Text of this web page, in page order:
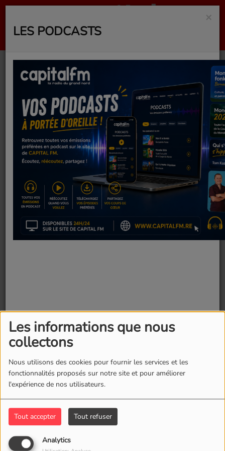
Les informations que nous
collectons
Nous utilisons des cookies pour fournir les services et les
fonctionnalités proposés sur notre site et pour améliorer
l'expérience de nos utilisateurs.
Tout accepter Tout refuser
Analytics
SUPER MARIO
GALAXY LE FILM
×
LES PODCASTS